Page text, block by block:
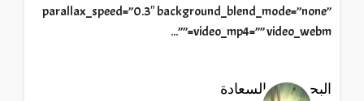
parallax_speed=”0.3″ background_blend_mode=”none”
video_mp4=”” video_webm=””...
البحث عن السعادة